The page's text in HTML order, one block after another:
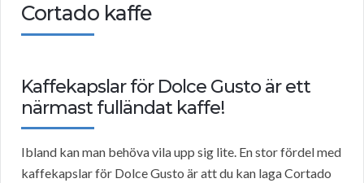
Cortado kaffe
Kaffekapslar för Dolce Gusto är ett
närmast fulländat kaffe!
Ibland kan man behöva vila upp sig lite. En stor fördel med
kaffekapslar för Dolce Gusto är att du kan laga Cortado